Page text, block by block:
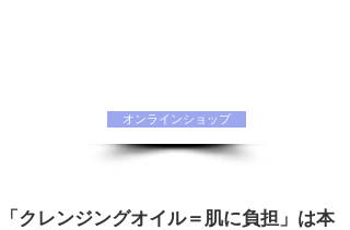
オンラインショップ
「クレンジングオイル＝肌に負担」は本